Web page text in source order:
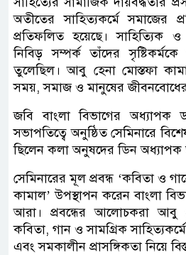
অতীতের সাহিত্যকর্মে সমাজের
প্রতিফলিত হয়েছে। সাহিত্যিক
নিবিড় সম্পর্ক তাঁদের
তুলেছিল। আবু হেনা মোস্তফা
সময়, সমাজ ও মানুষের
জবি বাংলা বিভাগের
সভাপতিত্বে অনুষ্ঠিত সেমিনারে
ছিলেন কলা অনুষদের ডিন
সেমিনারের মূল প্রবন্ধ ‘কবিতা ও
কামাল’ উপস্থাপন করেন বাংলা
আরা। প্রবন্ধের আলোচকরা আবু
কবিতা, গান ও সামগ্রিক
এবং সমকালীন প্রাসঙ্গিকতা নিয়ে